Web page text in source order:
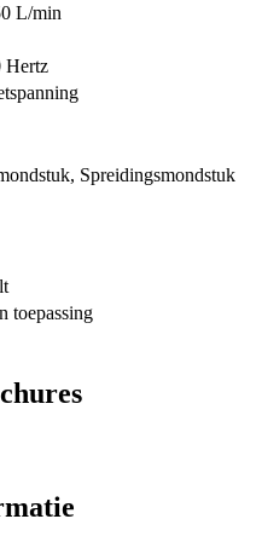
L/min
Hertz
, Spreidingsmondstuk
toepassing